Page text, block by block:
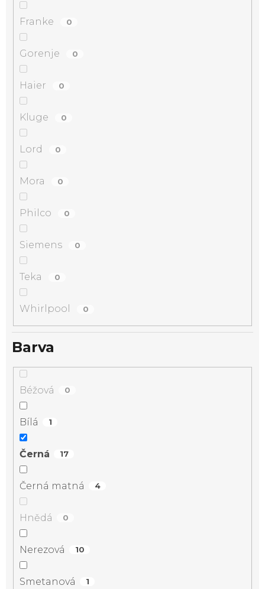
Franke 0
Gorenje 0
Haier 0
Kluge 0
Lord 0
Mora 0
Philco 0
Siemens 0
Teka 0
Whirlpool 0
Barva
Béžová 0
Bílá 1
Černá 17
Černá matná 4
Hnědá 0
Nerezová 10
Smetanová 1